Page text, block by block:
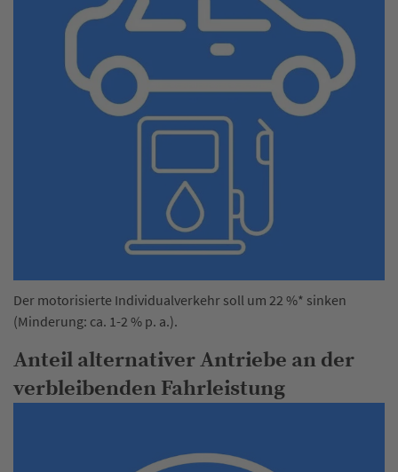
Der motorisierte Individualverkehr soll um 22 %* sinken
(Minderung: ca. 1-2 % p. a.).
Anteil alternativer Antriebe an der
verbleibenden Fahrleistung